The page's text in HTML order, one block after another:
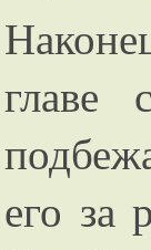
главе
его за